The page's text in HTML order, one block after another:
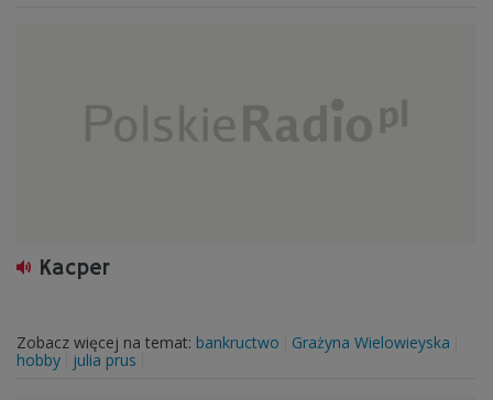
Kacper
Zobacz więcej na temat: bankructwo
Grażyna Wielowieyska
hobby
julia prus